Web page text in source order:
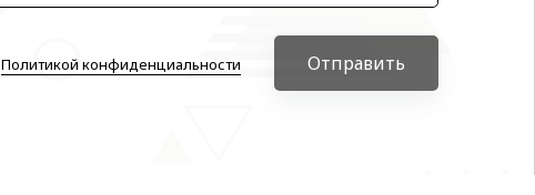
Политикой конфиденциальности Отправить